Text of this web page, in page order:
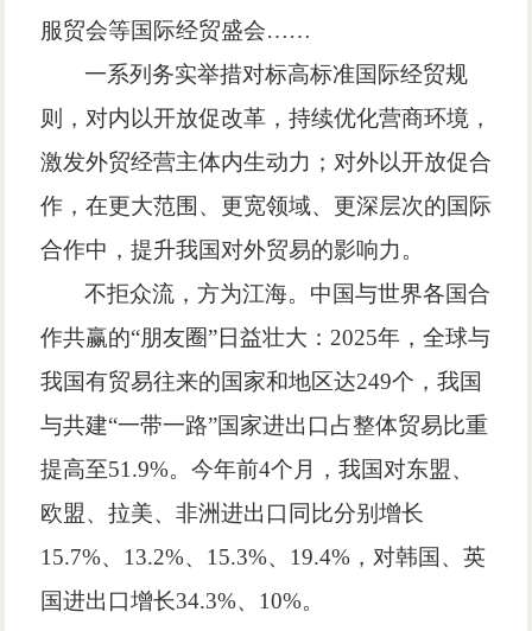
服贸会等国际经贸盛会……
一系列务实举措对标高标准国际经贸规
则，对内以开放促改革，持续优化营商环境，
激发外贸经营主体内生动力；对外以开放促合
作，在更大范围、更宽领域、更深层次的国际
合作中，提升我国对外贸易的影响力。
不拒众流，方为江海。中国与世界各国合
作共赢的“朋友圈”日益壮大： 2025年，全球与
我国有贸易往来的国家和地区达249个，我国
与共建“一带一路”国家进出口占整体贸易比重
提高至51.9%。今年前4个月，我国对东盟、
欧盟、拉美、非洲进出口同比分别增长
15.7%、 13.2%、 15.3%、 19.4%，对韩国、英
国进出口增长34.3%、 10%。